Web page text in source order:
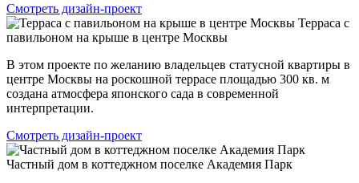
Смотреть дизайн-проект
Терраса с
павильоном на крыше в центре Москвы
В этом проекте по желанию владельцев статусной квартиры в
центре Москвы на роскошной террасе площадью 300 кв. м
создана атмосфера японского сада в современной
интерпретации.
Смотреть дизайн-проект
Частный дом в коттеджном поселке Академия Парк